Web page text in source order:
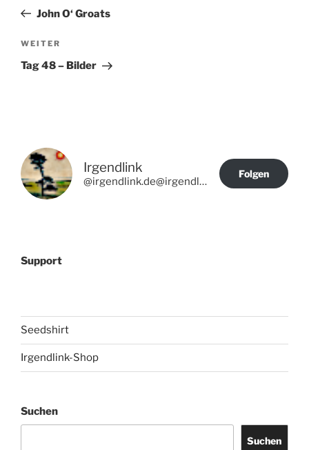
Beitrag
John O‘ Groats
Nächster
Beitrag
WEITER
Tag 48 – Bilder
Irgendlink
@irgendlink.de@irgendlink.de
Folgen
Support
Seedshirt
Irgendlink-Shop
Suchen
Suchen